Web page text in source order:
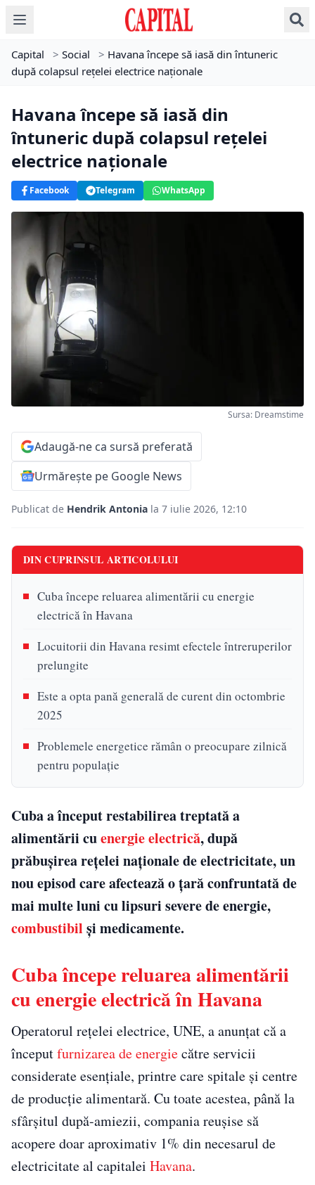
Capital > Social > Havana începe să iasă din întuneric
după colapsul rețelei electrice naționale
Havana începe să iasă din
întuneric după colapsul rețelei
electrice naționale
Facebook Telegram WhatsApp
Sursa: Dreamstime
Adaugă-ne ca sursă preferată
Urmărește pe Google News
Publicat de Hendrik Antonia la 7 iulie 2026, 12:10
DIN CUPRINSUL ARTICOLULUI
Cuba începe reluarea alimentării cu energie
electrică în Havana
Locuitorii din Havana resimt efectele întreruperilor
prelungite
Este a opta pană generală de curent din octombrie
2025
Problemele energetice rămân o preocupare zilnică
pentru populație
Cuba a început restabilirea treptată a
alimentării cuenergie electrică, după
prăbușirea rețelei naționale de electricitate, un
nou episod care afectează o țară confruntată de
mai multe luni cu lipsuri severe de energie,
combustibil și medicamente.
Cuba începe reluarea alimentării
cu energie electrică în Havana
Operatorul rețelei electrice, UNE, a anunțat că a
începutfurnizarea de energiecătre servicii
considerate esențiale, printre care spitale și centre
de producție alimentară. Cu toate acestea, până la
sfârșitul după-amiezii, compania reușise să
acopere doar aproximativ 1% din necesarul de
electricitate al capitalei Havana.